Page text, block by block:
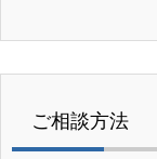
ご相談方法